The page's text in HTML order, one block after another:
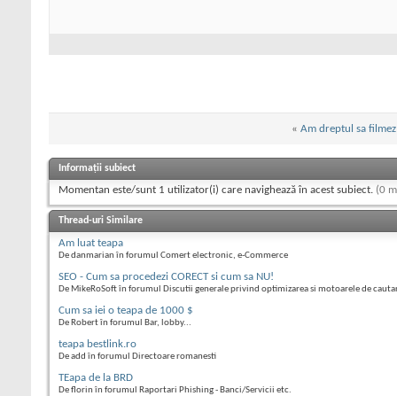
« Am dreptul sa
Informații subiect
Momentan este/sunt 1 utilizator(i) care navighează în acest subiect. (0
Thread-uri Similare
Am luat teapa
De danmarian în forumul Comert electronic, e-Commerce
SEO - Cum sa procedezi CORECT si cum sa NU!
De MikeRoSoft în forumul Discutii generale privind optimizarea si motoarele de
Cum sa iei o teapa de 1000 $
De Robert în forumul Bar, lobby...
teapa bestlink.ro
De add în forumul Directoare romanesti
TEapa de la BRD
De florin în forumul Raportari Phishing - Banci/Servicii etc.